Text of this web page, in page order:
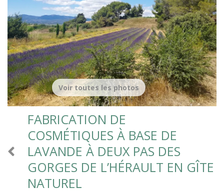
FABRICATION DE
COSMÉTIQUES À BASE DE
LAVANDE À DEUX PAS DES
GORGES DE L’HÉRAULT EN GÎTE
NATUREL
Voir toutes les photos